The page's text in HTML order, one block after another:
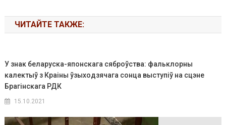
ЧИТАЙТЕ ТАКЖЕ:
У знак беларуска-японскага сяброўства: фальклорны
калектыў з Краіны ўзыходзячага сонца выступіў на сцэне
Брагінскага РДК
15.10.2021